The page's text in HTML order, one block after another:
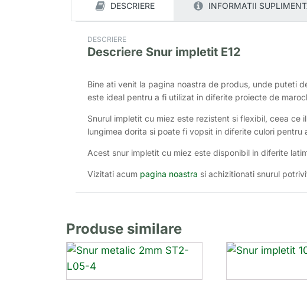
DESCRIERE INFORMATII
DESCRIERE
Descriere Snur impletit E12
Bine ati venit la pagina noastra de produs, unde puteti
este ideal pentru a fi utilizat in diferite proiecte de
Snurul impletit cu miez este rezistent si flexibil, ceea
lungimea dorita si poate fi vopsit in diferite culori pentru
Acest snur impletit cu miez este disponibil in diferite
Vizitati acum pagina noastra si achizitionati snurul
Produse similare